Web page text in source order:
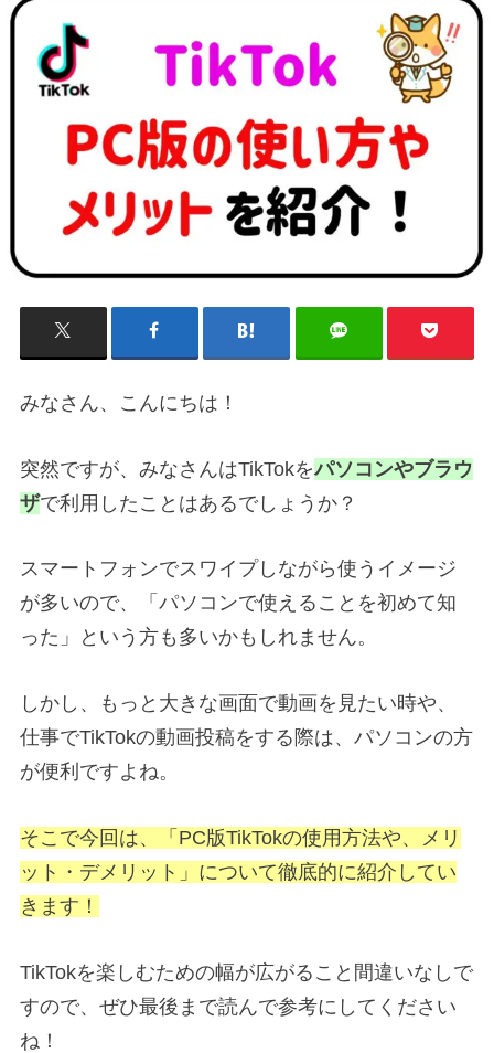
みなさん、こんにちは！
突然ですが、みなさんはTikTokをパソコンやブラウ
ザで利用したことはあるでしょうか？
スマートフォンでスワイプしながら使うイメージ
が多いので、「パソコンで使えることを初めて知
った」という方も多いかもしれません。
しかし、もっと大きな画面で動画を見たい時や、
仕事でTikTokの動画投稿をする際は、パソコンの方
が便利ですよね。
そこで今回は、「PC版TikTokの使用方法や、メリ
ット・デメリット」について徹底的に紹介してい
きます！
TikTokを楽しむための幅が広がること間違いなしで
すので、ぜひ最後まで読んで参考にしてください
ね！